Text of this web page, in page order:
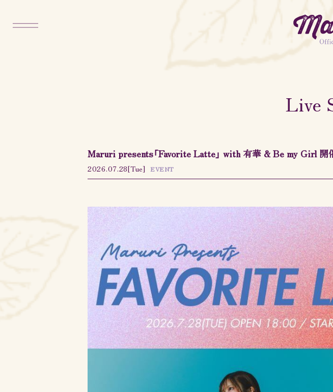
MARURI
FANCLUB「
Live
Maruri presents「Favorite Latte」 with 有華 & Be my Girl 開催
2026.07.28[Tue] EVENT